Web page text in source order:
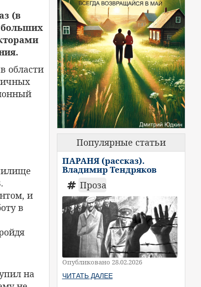
(в
больших
области
и
в
на
Популярные статьи
ПАРАНЯ (рассказ).
Владимир Тендряков
Проза
Опубликовано 28.02.2026
ЧИТАТЬ ДАЛЕЕ